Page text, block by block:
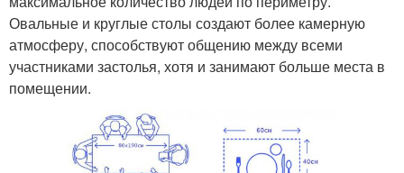
Овальные и круглые столы создают более камерную
атмосферу, способствуют общению между всеми
участниками застолья, хотя и занимают больше места в
помещении.